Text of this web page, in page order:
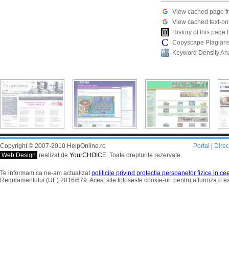
View cached page
View cached text-
History of this page
Copyscape
Keyword Density
Copyright © 2007-2010 HelpOnline.ro
Web Design realizat de YourCHOICE. Toate drepturile rezervate.
Portal
Te informam ca ne-am actualizatpoliticile privind protectia persoanelor fizice in
Regulamentului (UE) 2016/679. Acest site foloseste cookie-uri pentru a furniza o